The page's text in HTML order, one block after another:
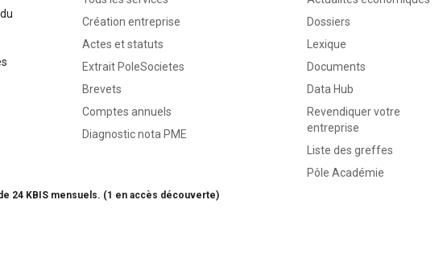
Création entreprise
Actes et statuts
Extrait PoleSocietes
Brevets
Comptes annuels
Diagnostic nota PME
Dossiers
Lexique
Documents
Data Hub
Revendiquer votre
entreprise
Liste des greffes
Pôle Académie
24 KBIS mensuels. (1 en accès découverte)